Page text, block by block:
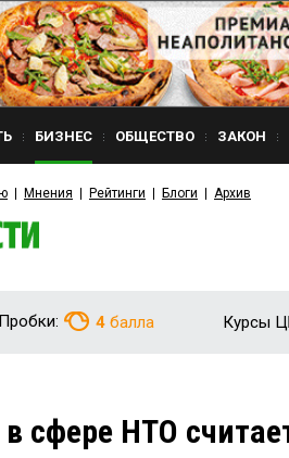
БИЗНЕС ОБЩЕСТВО ЗАКОН
Мнения Рейтинги Блоги Архив
Пробки: 4 балла Курсы
сфере НТО